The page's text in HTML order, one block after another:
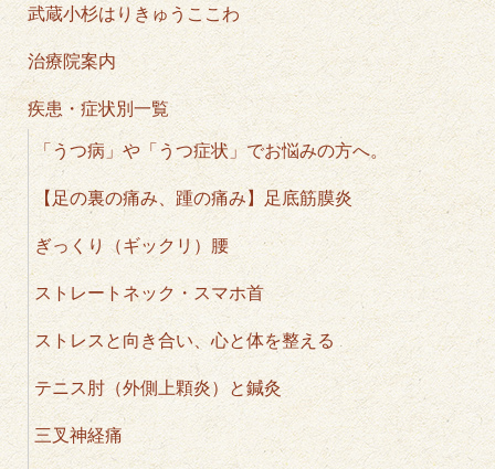
武蔵小杉はりきゅうここわ
治療院案内
疾患・症状別一覧
「うつ病」や「うつ症状」でお悩みの方へ。
【足の裏の痛み、踵の痛み】足底筋膜炎
ぎっくり（ギックリ）腰
ストレートネック・スマホ首
ストレスと向き合い、心と体を整える
テニス肘（外側上顆炎）と鍼灸
三叉神経痛